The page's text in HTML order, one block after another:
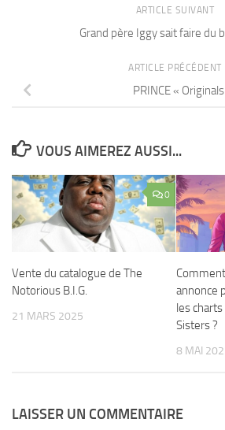
ARTICLE SUIVANT
Grand père Iggy sait faire du
ARTICLE PRÉCÉDENT
PRINCE «
VOUS AIMEREZ AUSSI...
0
Vente du catalogue de The
Notorious B.I.G.
21 MARS 2025
annonce
les
Sisters ?
8 MAI
LAISSER UN COMMENTAIRE